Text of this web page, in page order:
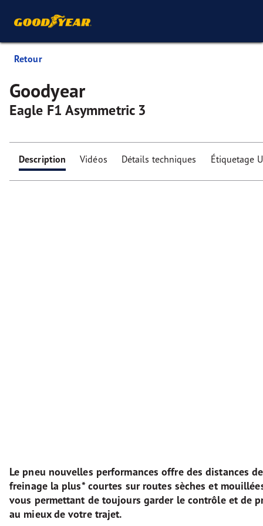
Retour
Goodyear
Eagle F1 Asymmetric 3
Description Vidéos Détails techniques Étiquetage
Le pneu nouvelles performances offre des distances de
freinage la plus* courtes sur routes sèches et
vous permettant de toujours garder le contrôle et de
au mieux de votre trajet.